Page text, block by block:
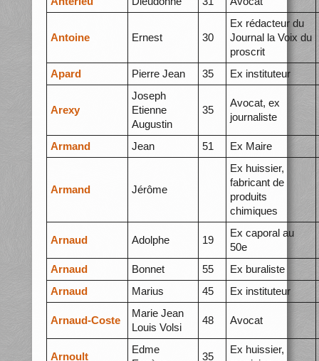
Antoine Ernest 30
Ex rédacteur du
Journal la Voix du
proscrit
Apard
Pierre Jean 35 Ex instituteur
Arexy
Joseph
Etienne
Augustin
35
Avocat, ex
journaliste
Armand Jean 51 Ex Maire
Armand Jérôme
Ex huissier,
fabricant de
produits
chimiques
Arnaud Adolphe 19
Ex caporal au
50e
Arnaud
Bonnet 55
Ex buraliste
Arnaud
Marius 45 Ex instituteur
Arnaud-Coste
Marie Jean
Louis Volsi
48 Avocat
Arnoult
Edme
35
Ex huissier,